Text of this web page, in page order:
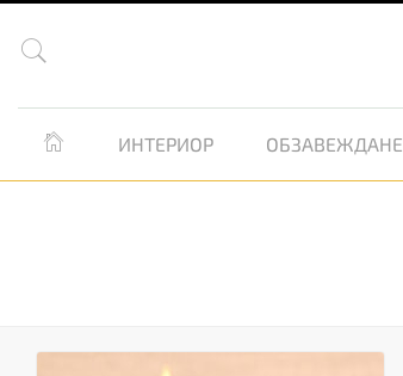

 ИНТЕРИОР ОБЗАВЕЖДАНЕ